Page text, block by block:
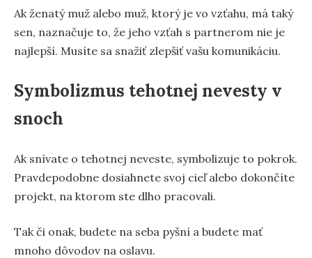
Ak ženatý muž alebo muž, ktorý je vo vzťahu, má taký
sen, naznačuje to, že jeho vzťah s partnerom nie je
najlepší. Musíte sa snažiť zlepšiť vašu komunikáciu.
Symbolizmus tehotnej nevesty v
snoch
Ak snívate o tehotnej neveste, symbolizuje to pokrok.
Pravdepodobne dosiahnete svoj cieľ alebo dokončíte
projekt, na ktorom ste dlho pracovali.
Tak či onak, budete na seba pyšní a budete mať
mnoho dôvodov na oslavu.